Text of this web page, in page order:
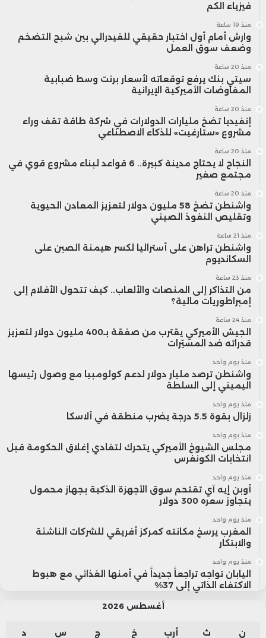
فيزياء الكم
منذ 19 ساعة
وارش أمام أول اختبار حقيقي للفيدرالي بين شبح التضخم
وضعف سوق العمل
منذ 20 ساعة
سيتي بنك يرفع توقعاته لأسعار برنت وسط ضبابية
المفاوضات الأميركية الإيرانية
منذ 20 ساعة
إنفيديا تضخ مليارات الدولارات في شركة طاقة تقف وراء
مشروع «ستارغيت» للذكاء الاصطناعي
منذ 20 ساعة
النجاح لا يحتاج مدينة كبيرة.. 6 قواعد لبناء مشروع قوي في
مجتمع صغير
منذ 20 ساعة
واشنطن تضخ 58 مليون دولار لتعزيز المعادن الحيوية
وتقليص النفوذ الصيني
منذ 21 ساعة
واشنطن تراهن على أستراليا لكسر هيمنة الصين على
السكانديوم
منذ 23 ساعة
من التذاكر إلى المنصات والألعاب.. كيف تتحول الأفلام إلى
إمبراطوريات مالية؟
منذ 24 ساعة
الجيش الأميركي يقترب من صفقة بـ400 مليون دولار لتعزيز
قدراته ضد المسيّرات
منذ يوم واحد
واشنطن ترصد مليار دولار لدعم كولومبيا مع وصول رئيسها
اليميني إلى السلطة
منذ يوم واحد
زلزال بقوة 5.5 درجة يضرب منطقة في ألاسكا
منذ يوم واحد
مجلس الشيوخ الأميركي يتحرك لتفادي إغلاق الحكومة قبل
انتخابات الكونغرس
منذ يوم واحد
أوبن إيه آي تقتحم سوق الأجهزة الذكية بجهاز محمول
يتجاوز سعره 300 دولار
منذ يوم واحد
المغرب يرسخ مكانته كمركز أفريقي للشركات الناشئة
والابتكار
منذ يوم واحد
اليابان تواجه تراجعاً جديداً في أمنها الغذائي مع هبوط
الاكتفاء الذاتي إلى 37%
أغسطس 2026
ن ث أرب خ ج س د